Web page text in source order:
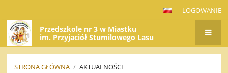
LOGOWANIE
Przedszkole nr 3 w Miastku
im. Przyjaciół Stumilowego Lasu
STRONA GŁÓWNA / AKTUALNOŚCI